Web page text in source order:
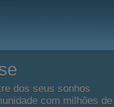
dos seus sonhos
com milhões